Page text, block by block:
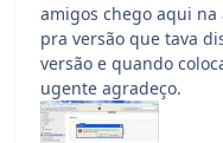
amigos chego aqui na
pra versão que tava
versão e quando
ugente agradeço.